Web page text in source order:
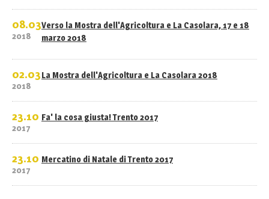
08.03
2018
Verso la Mostra dell'Agricoltura e La Casolara, 17 e 18
marzo 2018
02.03
2018
La Mostra dell'Agricoltura e La Casolara 2018
23.10
2017
Fa' la cosa giusta! Trento 2017
23.10
2017
Mercatino di Natale di Trento 2017